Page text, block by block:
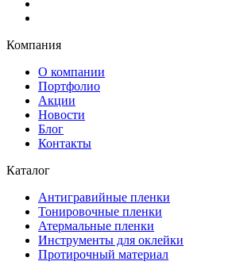
Компания
О компании
Портфолио
Акции
Новости
Блог
Контакты
Каталог
Антигравийные пленки
Тонировочные пленки
Атермальные пленки
Инструменты для оклейки
Протирочный материал